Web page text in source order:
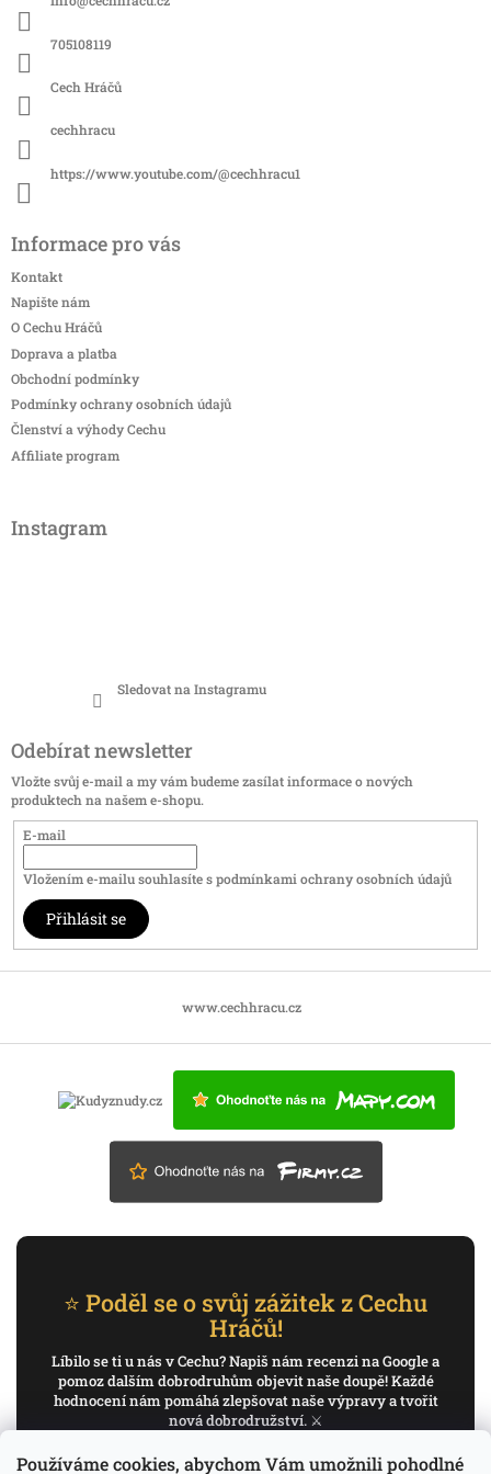
Používáme cookies, abychom Vám umožnili pohodlné
705108119
Cech Hráčů
cechhracu
https://www.youtube.com/@cechhracu1
Informace pro vás
Kontakt
Napište nám
O Cechu Hráčů
Doprava a platba
Obchodní podmínky
Podmínky ochrany osobních údajů
Členství a výhody Cechu
Affiliate program
Instagram
Sledovat na Instagramu
Odebírat newsletter
Vložte svůj e-mail a my vám budeme zasílat informace o nových
produktech na našem e-shopu.
E-mail
Vložením e-mailu souhlasíte spodmínkami ochrany osobních údajů
Přihlásit se
www.cechhracu.cz
⭐ Poděl se o svůj zážitek z Cechu
Hráčů!
Líbilo se ti u nás v Cechu? Napiš nám recenzi na Google a
pomoz dalším dobrodruhům objevit naše doupě! Každé
hodnocení nám pomáhá zlepšovat naše výpravy a tvořit
nová dobrodružství. ⚔️